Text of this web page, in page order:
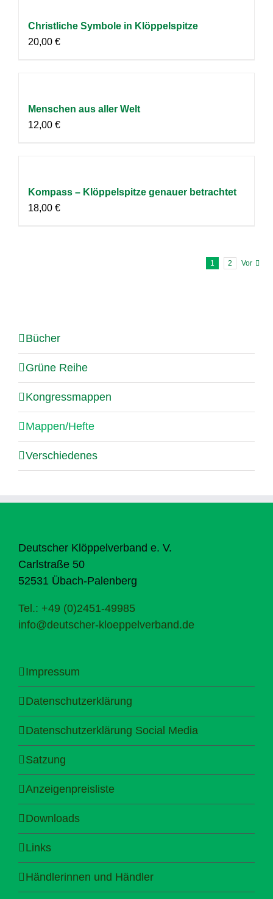
Christliche Symbole in Klöppelspitze
20,00 €
Menschen aus aller Welt
12,00 €
Kompass – Klöppelspitze genauer betrachtet
18,00 €
1 2 Vor
Bücher
Grüne Reihe
Kongressmappen
Mappen/Hefte
Verschiedenes
Deutscher Klöppelverband e. V.
Carlstraße 50
52531 Übach-Palenberg
Tel.: +49 (0)2451-49985
info@deutscher-kloeppelverband.de
Impressum
Datenschutzerklärung
Datenschutzerklärung Social Media
Satzung
Anzeigenpreisliste
Downloads
Links
Händlerinnen und Händler